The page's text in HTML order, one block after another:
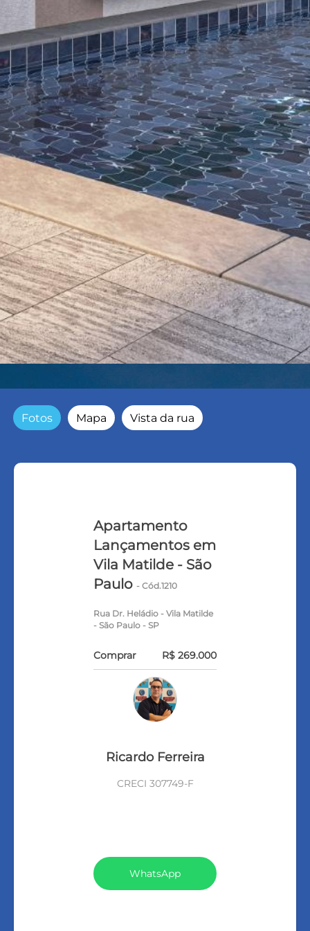
Fotos Mapa Vista da rua
Apartamento
Lançamentos em
Vila Matilde - São
Paulo- Cód.1210
Rua Dr. Heládio - Vila Matilde
- São Paulo - SP
Comprar R$ 269.000
Ricardo Ferreira
CRECI 307749-F
WhatsApp